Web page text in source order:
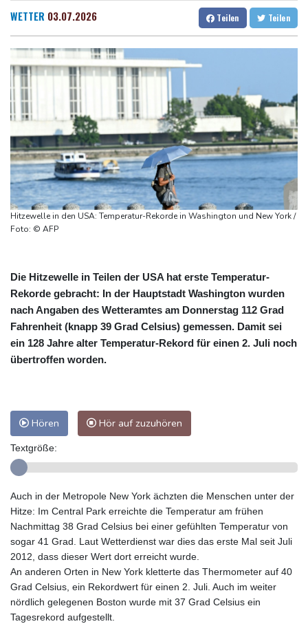
Dresden
33 °C Wien
33 °C
Salzburg
32 °C
Baden-Baden
25 °C
Gewaltverbrechen an 19-Jähriger: Mordanklage gegen
FC Bayern: Saibari erstmals im Training
Schwimm-EM: Starker Start für Märtens
Uefa und zwei weitere Fußballdachverbände erhöhen mit Brief
Druck auf Infantino
Wegen Patientenmorden verurteilter Krankenpfleger: Rund 140
weitere Verdachtsfälle
13 Tote bei ukrainischem Drohnenangriff in Zentralrussland
Leichtathletik-EM: Starke Mabry erreicht Finale als Beste
WETTER 03.07.2026 Teilen Teilen
Hitzewelle in den USA: Temperatur-Rekorde in Washington und New York /
Foto: © AFP
Die Hitzewelle in Teilen der USA hat erste Temperatur-
Rekorde gebracht: In der Hauptstadt Washington wurden
nach Angaben des Wetteramtes am Donnerstag 112 Grad
Fahrenheit (knapp 39 Grad Celsius) gemessen. Damit sei
ein 128 Jahre alter Temperatur-Rekord für einen 2. Juli noch
übertroffen worden.
Hören Hör auf zuzuhören
Textgröße:
Auch in der Metropole New York ächzten die Menschen unter der
Hitze: Im Central Park erreichte die Temperatur am frühen
Nachmittag 38 Grad Celsius bei einer gefühlten Temperatur von
sogar 41 Grad. Laut Wetterdienst war dies das erste Mal seit Juli
2012, dass dieser Wert dort erreicht wurde.
An anderen Orten in New York kletterte das Thermometer auf 40
Grad Celsius, ein Rekordwert für einen 2. Juli. Auch im weiter
nördlich gelegenen Boston wurde mit 37 Grad Celsius ein
Tagesrekord aufgestellt.